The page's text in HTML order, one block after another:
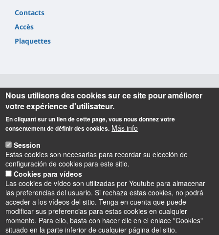
Contacts
Accès
Plaquettes
Informations
CETRAHE
Université d’Orléans – Polytech, site Vinci
8 rue Léonard de Vinci
45072 Orléans cedex 2
France
Tél : 33/0-238-49-24-40/46-44
Nous utilisons des cookies sur ce site pour améliorer
votre expérience d'utilisateur.
En cliquant sur un lien de cette page, vous nous donnez votre
consentement de définir des cookies. Más info
Session
Estas cookies son necesarias para recordar su elección de
configuración de cookies para este sitio.
Cookies para vídeos
Las cookies de vídeo son utilizadas por Youtube para almacenar
las preferencias del usuario. Si rechaza estas cookies, no podrá
acceder a los vídeos del sitio. Tenga en cuenta que puede
modificar sus preferencias para estas cookies en cualquier
momento. Para ello, basta con hacer clic en el enlace "Cookies"
situado en la parte inferior de cualquier página del sitio.